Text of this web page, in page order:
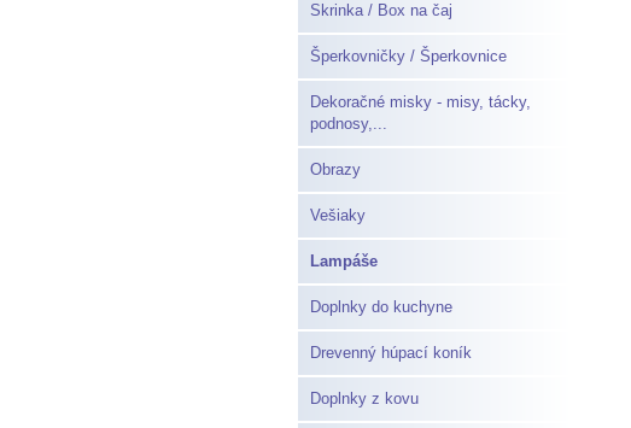
Skrinka / Box na čaj
Šperkovničky / Šperkovnice
Dekoračné misky - misy, tácky,
podnosy,...
Obrazy
Vešiaky
Lampáše
Doplnky do kuchyne
Drevenný húpací koník
Doplnky z kovu